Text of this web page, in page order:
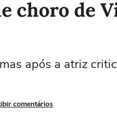
choro de
após a atriz
comentários